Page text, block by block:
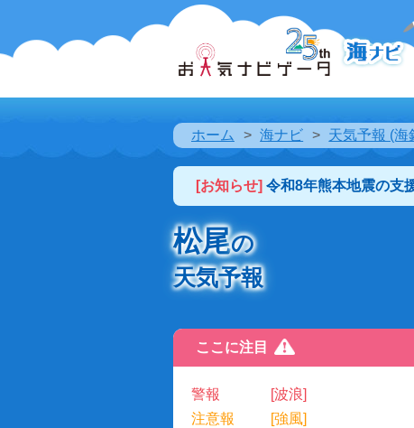
ホーム 海ナビ 天気予報 (海
[お知らせ] 令和8年熊本地震の支
松尾の
天気予報
ここに注目
警報
[波浪]
注意報
[強風]